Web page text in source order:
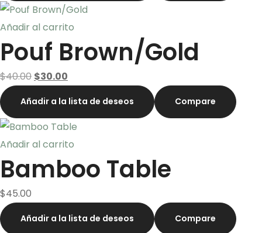
Añadir al carrito
Pouf Brown/Gold
$40.00 El
era:
$40.00.
$30.00
es:
$30.00.
Añadir a la lista de deseos Compare
Añadir al carrito
Bamboo Table
$45.00
Añadir a la lista de deseos Compare